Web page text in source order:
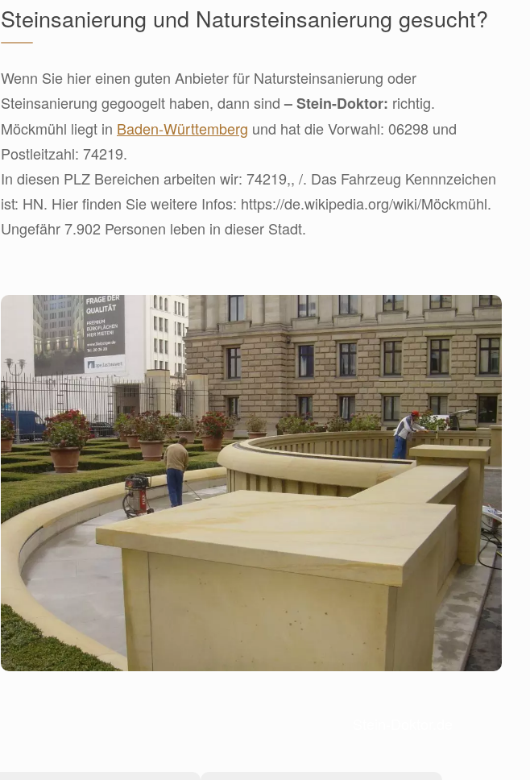
Steinsanierung und Natursteinsanierung gesucht?
Wenn Sie hier einen guten Anbieter für Natursteinsanierung oder
Steinsanierung gegoogelt haben, dann sind– Stein-Doktor: richtig.
Möckmühl liegt in Baden-Württemberg und hat die Vorwahl: 06298 und
Postleitzahl: 74219.
In diesen PLZ Bereichen arbeiten wir: 74219,, /. Das Fahrzeug Kennnzeichen
ist: HN. Hier finden Sie weitere Infos: https://de.wikipedia.org/wiki/Möckmühl.
Ungefähr 7.902 Personen leben in dieser Stadt.